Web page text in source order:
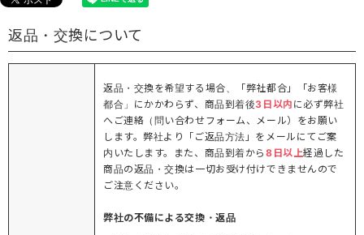
返品・交換について
返品・交換を希望する場合、「弊社都合」「お客様
都合」にかかわらず、商品到着後3日以内 に必ず弊社
へご連絡（問い合わせフォーム、メール）をお願い
します。弊社より「ご返品方法」をメールにてご案
内いたします。また、商品到着から 8日以上経過した
商品の返品・交換は一切お受け付けできませんので
ご注意ください。
弊社の不備による交換・返品